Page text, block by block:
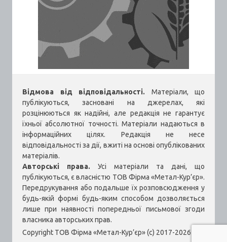
Відмова від відповідальності. Матеріали, що
публікуються, засновані на джерелах, які
розцінюються як надійні, але редакція не гарантує
їхньої абсолютної точності. Матеріали надаються в
інформаційних цілях. Редакція не несе
відповідальності за дії, вжиті на основі опублікованих
матеріалів.
Авторські права. Усі матеріали та дані, що
публікуються, є власністю ТОВ Фірма «Метал-Кур’єр».
Передрукування або подальше їх розповсюдження у
будь-якій формі будь-яким способом дозволяється
лише при наявності попередньої письмової згоди
власника авторських прав.
Copyright ТОВ Фірма «Метал-Кур’єр» (c) 2017-2026